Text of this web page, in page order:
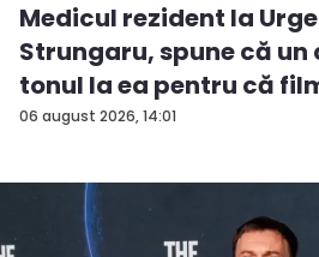
06 august 2026, 14:01
Medicul rezident la
Strungaru, spune că
tonul la ea pentru că
a...